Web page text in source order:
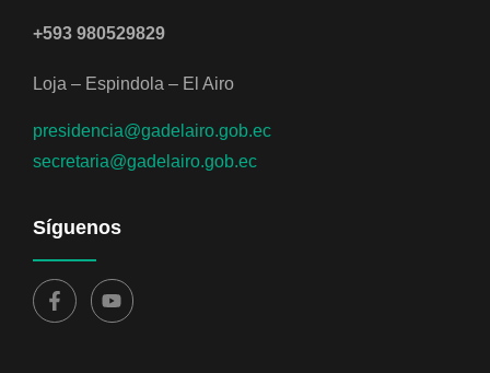
+593 980529829
Loja – Espindola – El Airo
presidencia@gadelairo.gob.ec
secretaria@gadelairo.gob.ec
Síguenos